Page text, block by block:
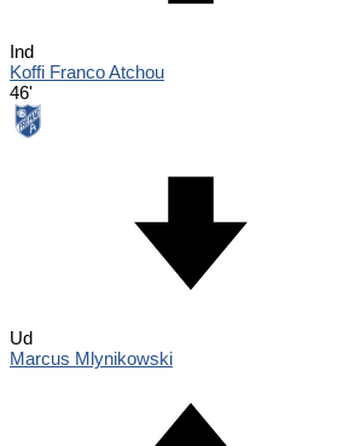
Ind
Koffi Franco Atchou
46'
Ud
Marcus Mlynikowski